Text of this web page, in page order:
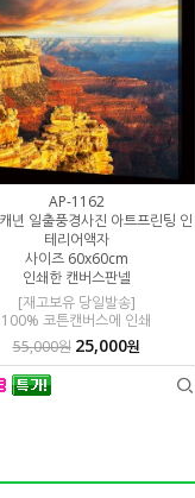
AP-1162
년 일출풍경사진 아트프린팅 인
테리어액자
사이즈 60x60cm
인쇄한 캔버스판넬
[재고보유 당일발송]
100% 코튼캔버스에 인쇄
55,000원 25,000원